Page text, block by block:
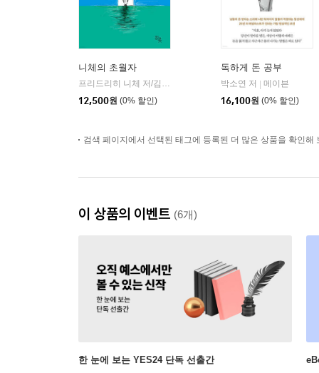
니체의 초월자
12,500원 (0% 할인)
독하게 돈 공부
박소연 저 | 메이븐
16,100원 (0% 할인)
검색 페이지에서 선택된 태그에 등록된 더 많은 상품을 확인해
이 상품의 이벤트 (6개)
한 눈에 보는 YES24 단독 선출간